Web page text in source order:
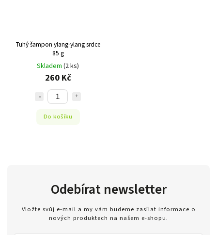
Tuhý šampon ylang-ylang srdce
85 g
Skladem (2 ks)
260 Kč
Do košíku
Odebírat newsletter
Vložte svůj e-mail a my vám budeme zasílat informace o
nových produktech na našem e-shopu.